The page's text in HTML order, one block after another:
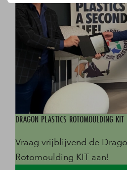
DRAGON PLASTICS ROTOMOULDING KIT
Vraag vrijblijvend de
Rotomoulding KIT aan!